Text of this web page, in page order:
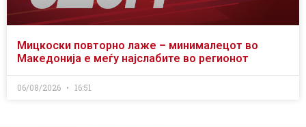
Мицкоски повторно лаже – минималецот во
Македонија е меѓу најслабите во регионот
06/08/2026 16:51